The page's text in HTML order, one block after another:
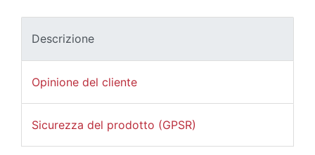
Descrizione
Opinione del cliente
Sicurezza del prodotto (GPSR)